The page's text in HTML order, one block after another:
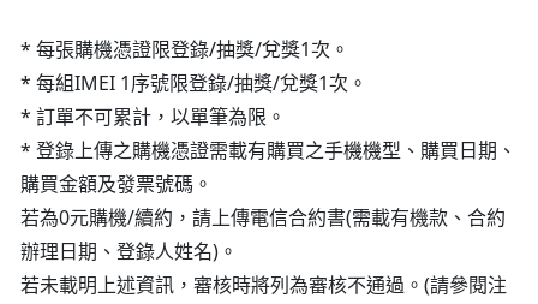
* 每張購機憑證限登錄/抽獎/兌獎1次。
* 每組IMEI 1序號限登錄/抽獎/兌獎1次。
* 訂單不可累計，以單筆為限。
* 登錄上傳之購機憑證需載有購買之手機機型、購買日期、
購買金額及發票號碼。
若為0元購機/續約，請上傳電信合約書(需載有機款、合約
辦理日期、登錄人姓名)。
若未載明上述資訊，審核時將列為審核不通過。(請參閱注